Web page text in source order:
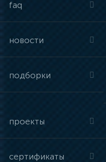
faq
новости
подборки
проекты
сертификаты